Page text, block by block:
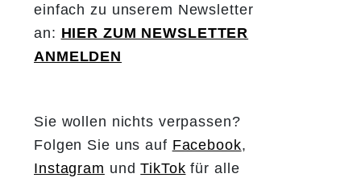
einfach zu unserem Newsletter
an: HIER ZUM NEWSLETTER
ANMELDEN
Sie wollen nichts verpassen?
Folgen Sie uns auf Facebook,
Instagram undTikTok für alle